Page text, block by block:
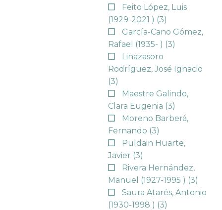
Feito López, Luis
(1929-2021 ) (3)
García-Cano Gómez,
Rafael (1935- ) (3)
Linazasoro
Rodríguez, José Ignacio
(3)
Maestre Galindo,
Clara Eugenia (3)
Moreno Barberá,
Fernando (3)
Puldain Huarte,
Javier (3)
Rivera Hernández,
Manuel (1927-1995 ) (3)
Saura Atarés, Antonio
(1930-1998 ) (3)